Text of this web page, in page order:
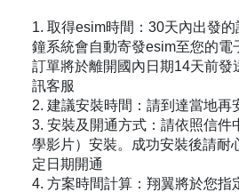
1. 取得esim時間：30天內出發
鐘系統會自動寄發esim至您的電
訂單將於離開國內日期14天前發
訊客服
2. 建議安裝時間：請到達當地再
3. 安裝及開通方式：請依照信件
學影片）安裝。成功安裝後請耐
定日期開通
4. 方案時間計算：翔翼將於您指